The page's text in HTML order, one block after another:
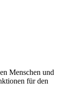
Menschen und
für den